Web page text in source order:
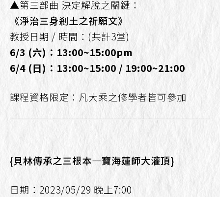
▲第三部曲 決定解脫之關鍵：
《淨治三身剎土之祈願文》
教授日期 / 時間：(共計3堂)
6/3 (六) ： 13:00~15:00pm
6/4 (日) ： 13:00~15:00 / 19:00~21:00
課程資格限定：凡大乘之修學者皆可參加
{貝林傳承之三根本—寶海蓮師大灌頂}
日期：2023/05/29 晚上7:00